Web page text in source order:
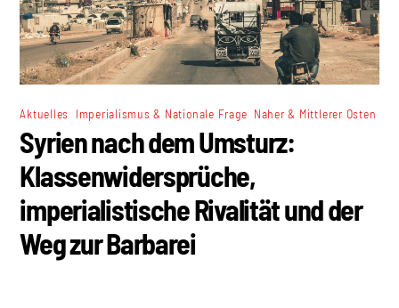
Aktuelles Imperialismus & Nationale Frage Naher & Mittlerer Osten
Syrien nach dem Umsturz:
Klassenwidersprüche,
imperialistische Rivalität und der
Weg zur Barbarei